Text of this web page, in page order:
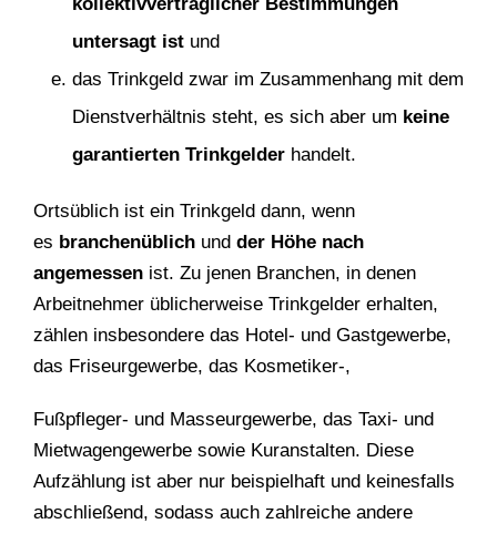
untersagt ist und
das Trinkgeld zwar im Zusammenhang mit dem
Dienstverhältnis steht, es sich aber um keine
garantierten Trinkgelder handelt.
Ortsüblich ist ein Trinkgeld dann, wenn
es branchenüblich und der Höhe nach
angemessen ist. Zu jenen Branchen, in denen
Arbeitnehmer üblicherweise Trinkgelder erhalten,
zählen insbesondere das Hotel- und Gastgewerbe,
das Friseurgewerbe, das Kosmetiker-,
Fußpfleger- und Masseurgewerbe, das Taxi- und
Mietwagengewerbe sowie Kuranstalten. Diese
Aufzählung ist aber nur beispielhaft und keinesfalls
abschließend, sodass auch zahlreiche andere